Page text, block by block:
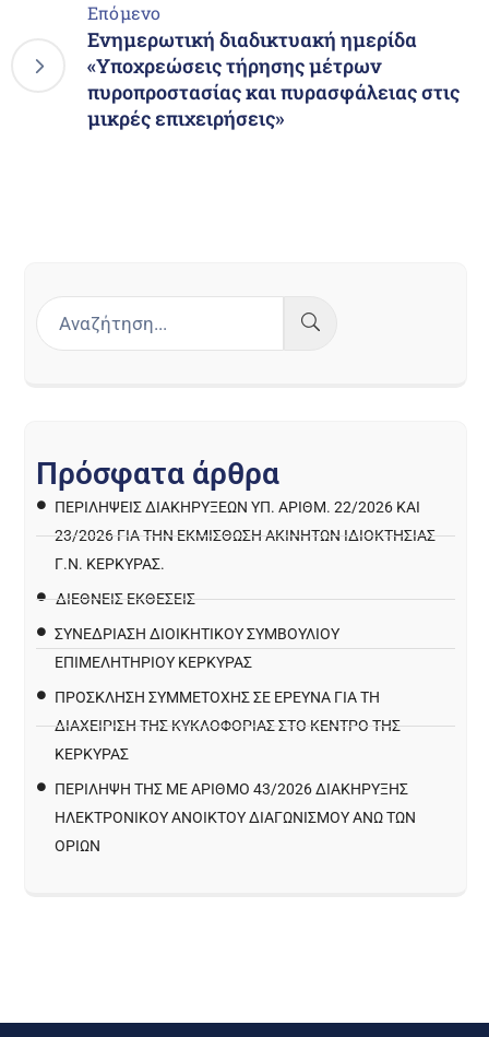
Επόμενο
Ενημερωτική διαδικτυακή ημερίδα
«Υποχρεώσεις τήρησης μέτρων
πυροπροστασίας και πυρασφάλειας στις
μικρές επιχειρήσεις»
Πρόσφατα άρθρα
ΠΕΡΙΛΉΨΕΙΣ ΔΙΑΚΗΡΎΞΕΩΝ ΥΠ. ΑΡΙΘΜ. 22/2026 ΚΑΙ
23/2026 ΓΙΑ ΤΗΝ ΕΚΜΊΣΘΩΣΗ ΑΚΙΝΉΤΩΝ ΙΔΙΟΚΤΗΣΊΑΣ
Γ.Ν. ΚΈΡΚΥΡΑΣ.
ΔΙΕΘΝΕΙΣ ΕΚΘΕΣΕΙΣ
ΣΥΝΕΔΡΙΑΣΗ ΔΙΟΙΚΗΤΙΚΟΥ ΣΥΜΒΟΥΛΙΟΥ
ΕΠΙΜΕΛΗΤΗΡΙΟΥ ΚΕΡΚΥΡΑΣ
ΠΡΌΣΚΛΗΣΗ ΣΥΜΜΕΤΟΧΉΣ ΣΕ ΈΡΕΥΝΑ ΓΙΑ ΤΗ
ΔΙΑΧΕΊΡΙΣΗ ΤΗΣ ΚΥΚΛΟΦΟΡΊΑΣ ΣΤΟ ΚΈΝΤΡΟ ΤΗΣ
ΚΈΡΚΥΡΑΣ
ΠΕΡΙΛΗΨΗ ΤΗΣ ΜΕ ΑΡΙΘΜΟ 43/2026 ΔΙΑΚΗΡΥΞΗΣ
ΗΛΕΚΤΡΟΝΙΚΟΥ ΑΝΟΙΚΤΟΥ ΔΙΑΓΩΝΙΣΜΟΥ ΑΝΩ ΤΩΝ
ΟΡΙΩΝ